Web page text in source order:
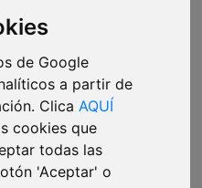
de Google
a partir de
ClicaAQUÍ
cookies que
todas las
'Aceptar' o